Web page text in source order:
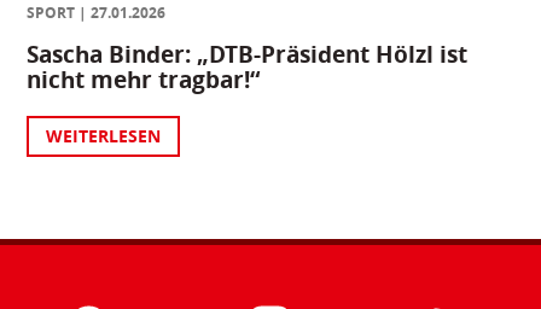
SPORT
27.01.2026
Sascha Binder: „DTB-Präsident Hölzl ist
nicht mehr tragbar!“
WEITERLESEN